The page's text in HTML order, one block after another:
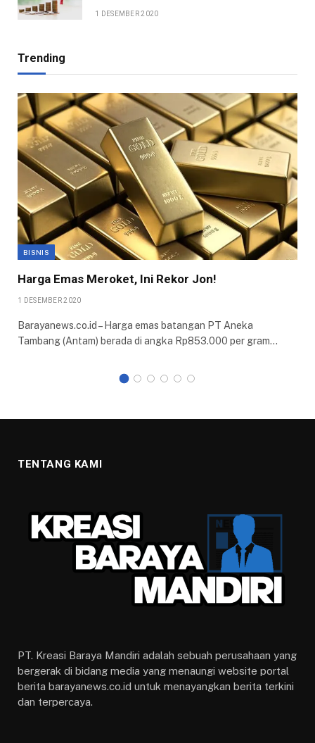
1 DESEMBER 2020
Trending
BISNIS
Harga Emas Meroket, Ini Rekor Jon!
1 DESEMBER 2020
Barayanews.co.id – Harga emas batangan PT Aneka
Tambang (Antam) berada di angka Rp853.000 per gram…
TENTANG KAMI
PT. Kreasi Baraya Mandiri adalah sebuah perusahaan yang
bergerak di bidang media yang menaungi website portal
berita barayanews.co.id untuk menayangkan berita terkini
dan terpercaya.